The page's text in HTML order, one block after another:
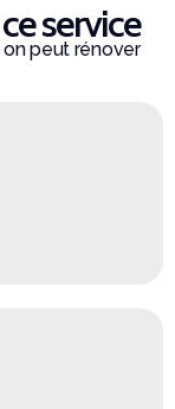
service
peut rénover